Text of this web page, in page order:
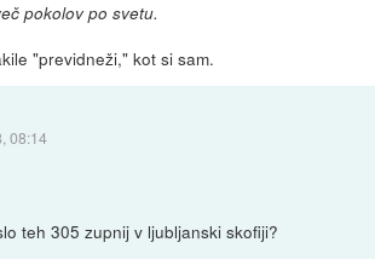
pokolov po svetu.
"previdneži," kot si sam.
08:14
teh 305 zupnij v ljubljanski skofiji?